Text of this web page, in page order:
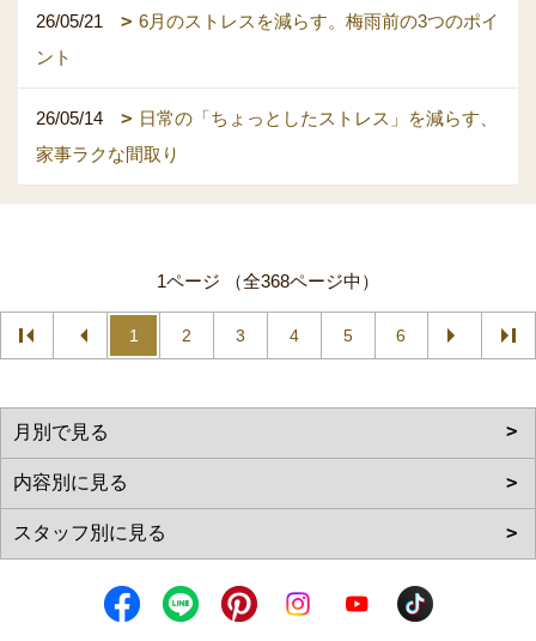
26/05/21
6月のストレスを減らす。梅雨前の3つのポイ
ント
26/05/14
日常の「ちょっとしたストレス」を減らす、
家事ラクな間取り
1ページ （全368ページ中）
1 2 3 4 5 6